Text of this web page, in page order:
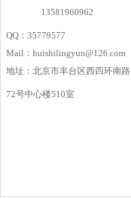
13581960962
QQ：35779577
Mail：huishilingyun@126.com
地址：北京市丰台区西四环南路
72号中心楼510室